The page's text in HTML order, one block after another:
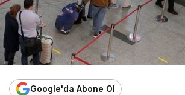
Google'da Abone Ol